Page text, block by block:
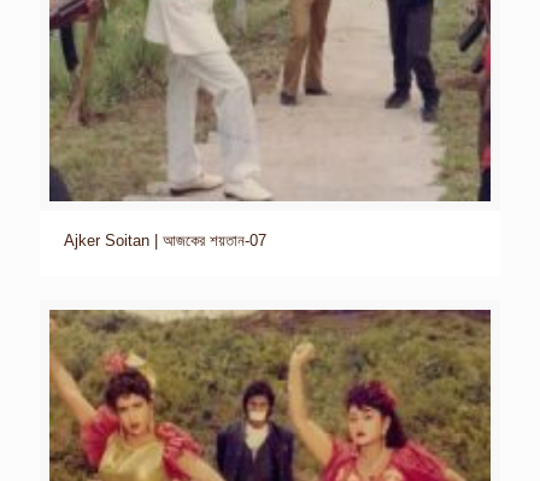
Ajker Soitan | আজকের শয়তান-07